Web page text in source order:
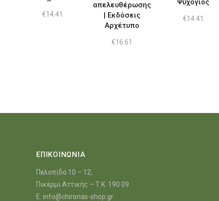
€14.41
απελευθέρωσης
| Εκδόσεις
Αρχέτυπο
€16.61
Ψυχογιός
€14.41
ΕΠΙΚΟΙΝΩΝΙΑ
Πελοπίδα 10 – 12,
Πικέρμι Αττικής – Τ.Κ. 190 09
E: info@chironas-shop.gr